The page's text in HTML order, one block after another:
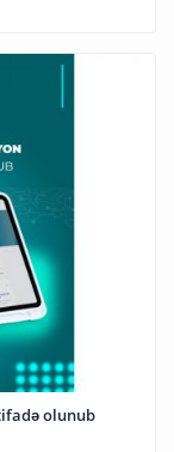
olunub